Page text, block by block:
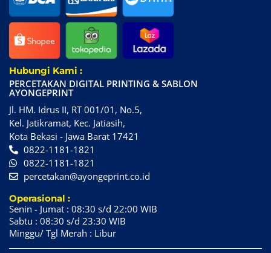
Hubungi Kami :
PERCETAKAN DIGITAL PRINTING & SABLON
AYONGEPRINT
Jl. HM. Idrus II, RT 001/01, No.5,
Kel. Jatikramat, Kec. Jatiasih,
Kota Bekasi - Jawa Barat 17421
0822-1181-1821
0822-1181-1821
percetakan@ayongeprint.co.id
Operasional :
Senin - Jumat : 08:30 s/d 22:00 WIB
Sabtu : 08:30 s/d 23:30 WIB
Minggu/ Tgl Merah : Libur